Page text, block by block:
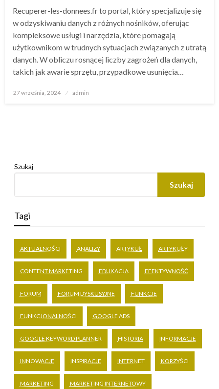
Recuperer-les-donnees.fr to portal, który specjalizuje się
w odzyskiwaniu danych z różnych nośników, oferując
kompleksowe usługi i narzędzia, które pomagają
użytkownikom w trudnych sytuacjach związanych z utratą
danych. W obliczu rosnącej liczby zagrożeń dla danych,
takich jak awarie sprzętu, przypadkowe usunięcia…
Opublikowane
27 września, 2024 admin
Szukaj
Szukaj
Tagi
AKTUALNOŚCI ANALIZY ARTYKUŁ ARTYKUŁY
CONTENT MARKETING EDUKACJA EFEKTYWNOŚĆ
FORUM FORUM DYSKUSYJNE FUNKCJE
FUNKCJONALNOŚCI GOOGLE ADS
GOOGLE KEYWORD PLANNER HISTORIA INFORMACJE
INNOWACJE INSPIRACJE INTERNET KORZYŚCI
MARKETING MARKETING INTERNETOWY